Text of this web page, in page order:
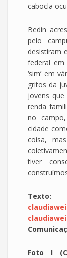
cabocla
Bedin
pelo
desistiram
federal em
‘sim’ em
gritos da
jovens
renda
no
cidade
coisa,
tiver
Foto I